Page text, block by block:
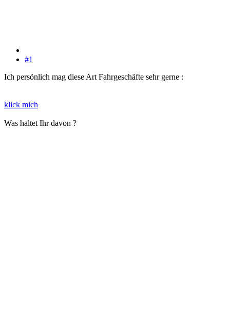
#1
Ich persönlich mag diese Art Fahrgeschäfte sehr gerne :
klick mich
Was haltet Ihr davon ?